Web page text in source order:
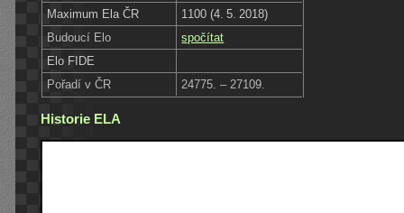
Maximum Ela ČR
1100 (4. 5. 2018)
Budoucí Elo
spočítat
Elo FIDE
Pořadí v ČR
24775. – 27109.
Historie ELA